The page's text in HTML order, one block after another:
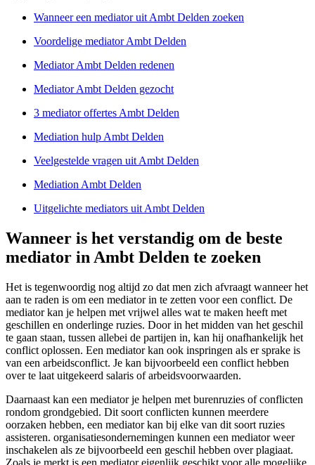
Wanneer een mediator uit Ambt Delden zoeken
Voordelige mediator Ambt Delden
Mediator Ambt Delden redenen
Mediator Ambt Delden gezocht
3 mediator offertes Ambt Delden
Mediation hulp Ambt Delden
Veelgestelde vragen uit Ambt Delden
Mediation Ambt Delden
Uitgelichte mediators uit Ambt Delden
Wanneer is het verstandig om de beste
mediator in Ambt Delden te zoeken
Het is tegenwoordig nog altijd zo dat men zich afvraagt wanneer het
aan te raden is om een mediator in te zetten voor een conflict. De
mediator kan je helpen met vrijwel alles wat te maken heeft met
geschillen en onderlinge ruzies. Door in het midden van het geschil
te gaan staan, tussen allebei de partijen in, kan hij onafhankelijk het
conflict oplossen. Een mediator kan ook inspringen als er sprake is
van een arbeidsconflict. Je kan bijvoorbeeld een conflict hebben
over te laat uitgekeerd salaris of arbeidsvoorwaarden.
Daarnaast kan een mediator je helpen met burenruzies of conflicten
rondom grondgebied. Dit soort conflicten kunnen meerdere
oorzaken hebben, een mediator kan bij elke van dit soort ruzies
assisteren. organisatiesondernemingen kunnen een mediator weer
inschakelen als ze bijvoorbeeld een geschil hebben over plagiaat.
Zoals je merkt is een mediator eigenlijk geschikt voor alle mogelijke